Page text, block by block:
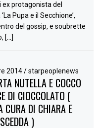
ex protagonista del
Pupa e il Secchione’,
del gossip, e soubrette
[…]
2014/ starpeoplenews
NUTELLA E COCCO
DI CIOCCOLATO (
CURA DI CHIARA E
)